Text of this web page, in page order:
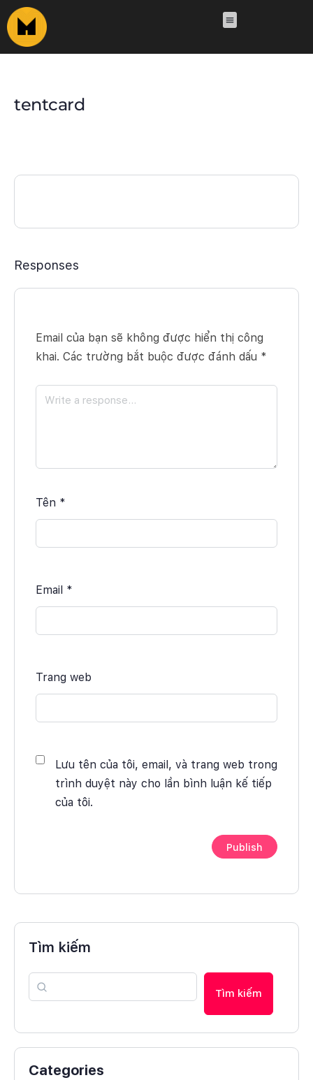
tentcard
Responses
Email của bạn sẽ không được hiển thị công
khai. Các trường bắt buộc được đánh dấu *
Tên *
Email *
Trang web
Lưu tên của tôi, email, và trang web trong
trình duyệt này cho lần bình luận kế tiếp
của tôi.
Tìm kiếm
Tìm kiếm
Categories